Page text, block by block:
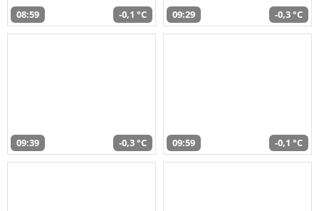
08:59 -0,1 °C 09:29 -0,3 °C
09:39 -0,3 °C 09:59 -0,1 °C